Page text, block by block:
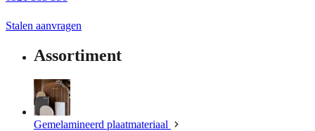
Stalen aanvragen
Assortiment
Gemelamineerd plaatmateriaal